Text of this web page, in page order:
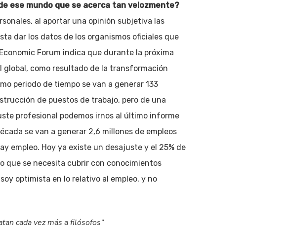
ese mundo que se acerca tan velozmente?
al aportar una opinión subjetiva las
dar los datos de los organismos oficiales que
Forum indica que durante la próxima
global, como resultado de la transformación
periodo de tiempo se van a generar 133
de puestos de trabajo, pero de una
profesional podemos irnos al último informe
se van a generar 2,6 millones de empleos
empleo. Hoy ya existe un desajuste y el 25% de
que se necesita cubrir con conocimientos
optimista en lo relativo al empleo, y no
cada vez más a filósofos”